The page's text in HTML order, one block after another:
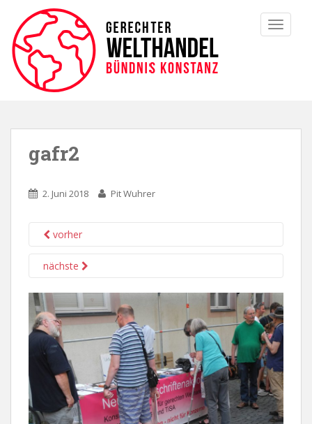
gafr2
2. Juni 2018 Pit Wuhrer
vorher
nächste